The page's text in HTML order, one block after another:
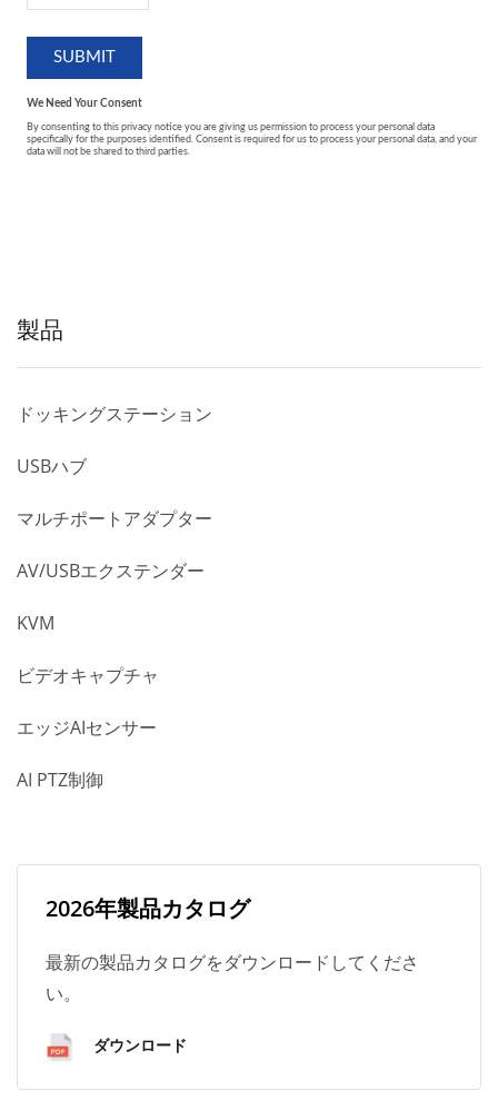
製品
ドッキングステーション
USBハブ
マルチポートアダプター
AV/USBエクステンダー
KVM
ビデオキャプチャ
エッジAIセンサー
AI PTZ制御
2026年製品カタログ
最新の製品カタログをダウンロードしてくださ
い。
ダウンロード